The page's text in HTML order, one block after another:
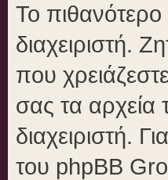
Το
διαχειριστή.
που
σας τα αρχεία
διαχειριστή.
του phpBB